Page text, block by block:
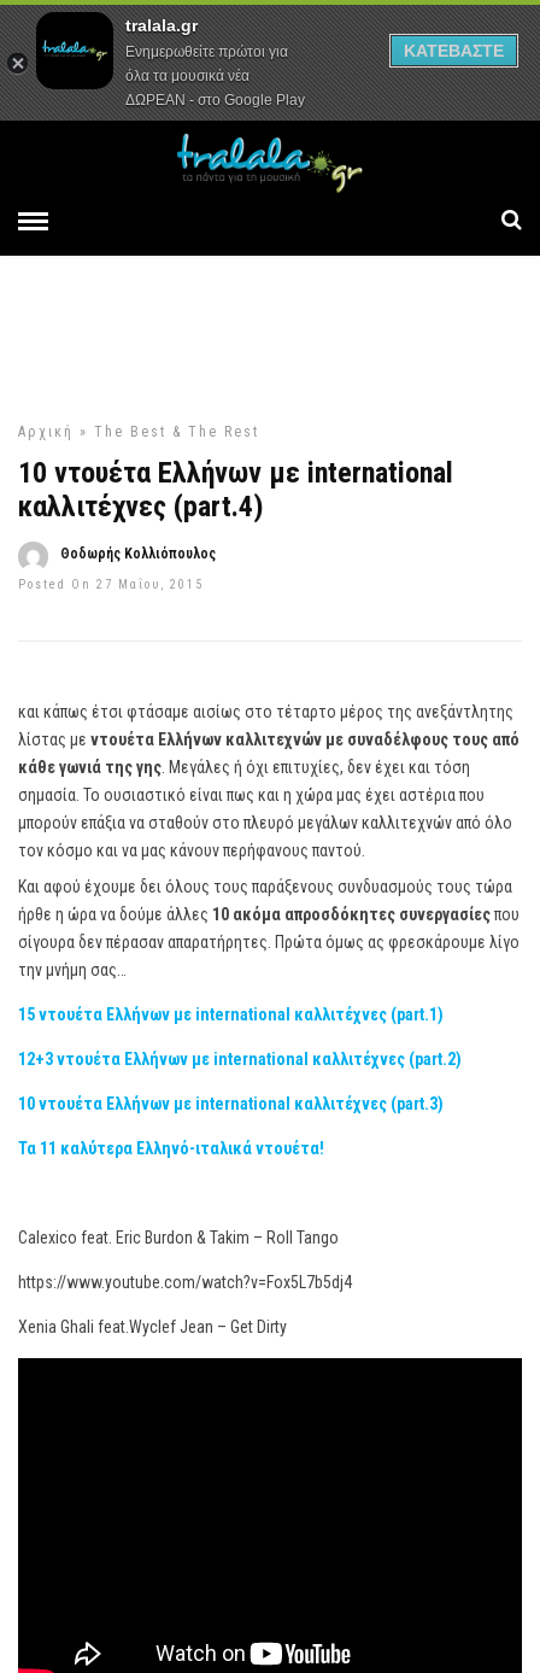
Αρχική Συνεντεύξεις Ρεπορτάζ
Αρχική » The Best & The Rest
10 ντουέτα Ελλήνων με international
καλλιτέχνες (part.4)
Θοδωρής Κολλιόπουλος
Posted On 27 Μαΐου, 2015
και κάπως έτσι φτάσαμε αισίως στο τέταρτο μέρος της ανεξάντλητης
λίστας με ντουέτα Ελλήνων καλλιτεχνών με συναδέλφους τους από
κάθε γωνιά της γης . Μεγάλες ή όχι επιτυχίες, δεν έχει και τόση
σημασία. Το ουσιαστικό είναι πως και η χώρα μας έχει αστέρια που
μπορούν επάξια να σταθούν στο πλευρό μεγάλων καλλιτεχνών από όλο
τον κόσμο και να μας κάνουν περήφανους παντού.
Και αφού έχουμε δει όλους τους παράξενους συνδυασμούς τους τώρα
ήρθε η ώρα να δούμε άλλες 10 ακόμα απροσδόκητες συνεργασίεςπου
σίγουρα δεν πέρασαν απαρατήρητες. Πρώτα όμως ας φρεσκάρουμε λίγο
την μνήμη σας…
15 ντουέτα Eλλήνων με international καλλιτέχνες (part.1)
12+3 ντουέτα Ελλήνων με international καλλιτέχνες (part.2)
10 ντουέτα Ελλήνων με international καλλιτέχνες (part.3)
Τα 11 καλύτερα Ελληνό-ιταλικά ντουέτα!
Calexico feat. Eric Burdon & Takim – Roll Tango
https://www.youtube.com/watch?v=Fox5L7b5dj4
Xenia Ghali feat.Wyclef Jean – Get Dirty
tralala.gr
Ενημερωθείτε πρώτοι για
όλα τα μουσικά νέα
ΔΩΡΕΑΝ - στο Google Play
ΚΑΤΕΒΑΣΤΕ